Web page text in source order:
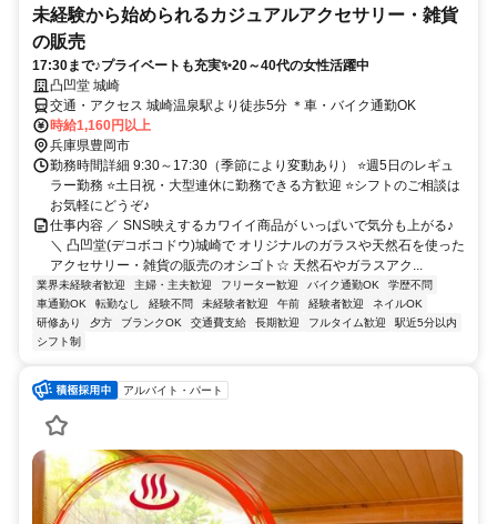
未経験から始められるカジュアルアクセサリー・雑貨
の販売
17:30まで♪プライベートも充実✨20～40代の女性活躍中
凸凹堂 城崎
交通・アクセス 城崎温泉駅より徒歩5分 ＊車・バイク通勤OK
時給1,160円以上
兵庫県豊岡市
勤務時間詳細 9:30～17:30（季節により変動あり） ⭐週5日のレギュ
ラー勤務 ⭐土日祝・大型連休に勤務できる方歓迎 ⭐シフトのご相談は
お気軽にどうぞ♪
仕事内容 ／ SNS映えするカワイイ商品が いっぱいで気分も上がる♪
＼ 凸凹堂(デコボコドウ)城崎で オリジナルのガラスや天然石を使った
アクセサリー・雑貨の販売のオシゴト☆ 天然石やガラスアク...
業界未経験者歓迎 主婦・主夫歓迎 フリーター歓迎 バイク通勤OK
学歴不問
車通勤OK
転勤なし 経験不問 未経験者歓迎 午前 経験者歓迎
ネイルOK
研修あり
夕方 ブランクOK 交通費支給 長期歓迎 フルタイム歓迎
駅近5分以内
シフト制
アルバイト・パート